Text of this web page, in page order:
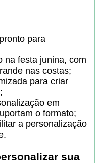
para
na festa junina, com
nas costas;
para criar
em
o formato;
a personalização
sua